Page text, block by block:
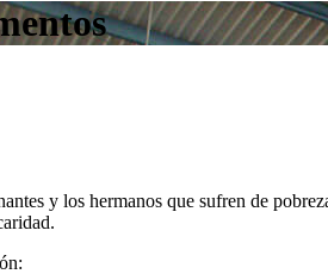
y los hermanos que sufren de